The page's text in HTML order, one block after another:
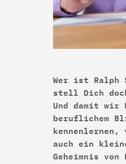
Wer ist Ralph
stell Dich
Und damit
beruflichem
auch ein
Geheimnis